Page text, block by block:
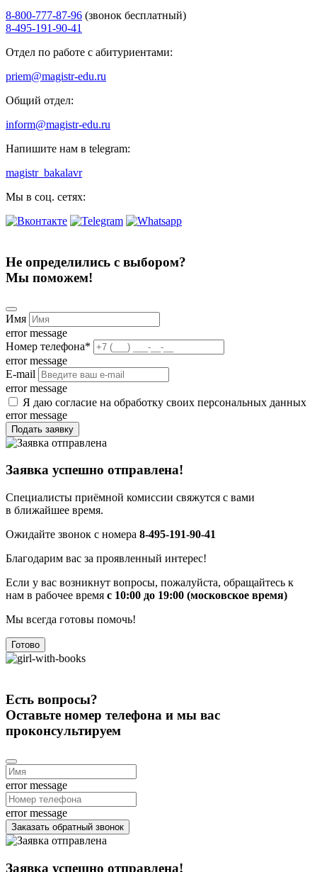
8-800-777-87-96 (звонок бесплатный)
8-495-191-90-41
Отдел по работе с абитуриентами:
priem@magistr-edu.ru
Общий отдел:
inform@magistr-edu.ru
Напишите нам в telegram:
magistr_bakalavr
Мы в соц. сетях:
Не определились с выбором?
Мы поможем!
Имя
error message
Номер телефона*
error message
E-mail
error message
Я даю согласие на обработку своих персональных данных
error message
Подать заявку
Заявка успешно отправлена!
Специалисты приёмной комиссии свяжутся с вами
в ближайшее время.
Ожидайте звонок с номера 8-495-191-90-41
Благодарим вас за проявленный интерес!
Если у вас возникнут вопросы, пожалуйста, обращайтесь к
нам в рабочее время с 10:00 до 19:00 (московское время)
Мы всегда готовы помочь!
Готово
Есть вопросы?
Оставьте номер телефона и мы вас
проконсультируем
error message
error message
Заказать обратный звонок
Заявка успешно отправлена!